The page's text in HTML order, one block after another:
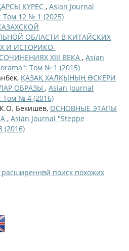
КҮРЕС , Asian Journal
Том 12 № 1 (2025)
ОБЛАСТИ В КИТАЙСКИХ
И ИСТОРИКО-
XIII ВЕКА , Asian
Том № 1 (2015)
ҚАЗАҚ ХАЛҚЫНЫҢ ƏСКЕРИ
ОБРАЗЫ , Asian Journal
Том № 4 (2016)
Бекишев, ОСНОВНЫЕ ЭТАПЫ
, Asian Journal "Steppe
(2016)
расширеннвй поиск похожих